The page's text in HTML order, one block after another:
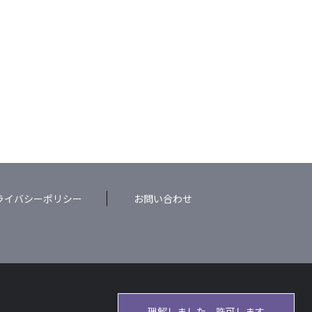
イバシーポリシー お問い合わせ